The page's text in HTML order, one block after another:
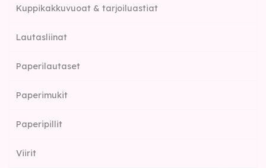
Kuppikakkuvuoat & tarjoiluastiat
Lautasliinat
Paperilautaset
Paperimukit
Paperipillit
Viirit